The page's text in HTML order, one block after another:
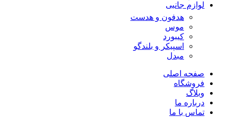
لوازم جانبی
هدفون و هدست
موس
کیبورد
اسپیکر و بلندگو
مبدل
صفحه اصلی
فروشگاه
وبلاگ
درباره ما
تماس با ما